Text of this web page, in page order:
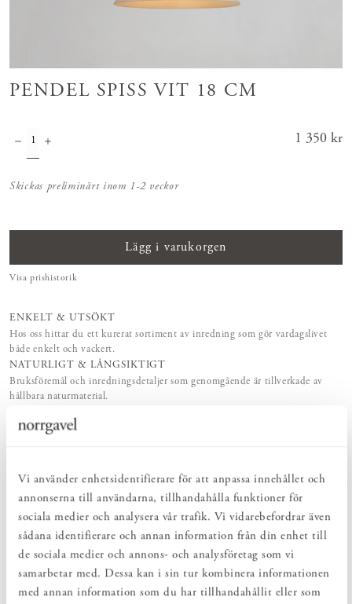
Vi använder enhetsidentifierare för att anpassa innehållet och
annonserna till användarna, tillhandahålla funktioner för
sociala medier och analysera vår trafik. Vi vidarebefordrar även
sådana identifierare och annan information från din enhet till
de sociala medier och annons- och analysföretag som vi
samarbetar med. Dessa kan i sin tur kombinera informationen
med annan information som du har tillhandahållit eller som
PENDEL SPISS VIT 18 CM
Pris:
1 350 kr
Skickas preliminärt inom 1-2 veckor
Lägg i varukorgen
Visa prishistorik
ENKELT & UTSÖKT
Hos oss hittar du ett kurerat sortiment av inredning som gör vardagslivet
både enkelt och vackert.
NATURLIGT & LÅNGSIKTIGT
Bruksföremål och inredningsdetaljer som genomgående är tillverkade av
hållbara naturmaterial.
Inredningsdetaljer som kompletterar möblerna och skapar en harmonisk
PRODUKTBESKRIVNING
Pendel Spiss från Zlamp, formgiven av Lars Bessfelt. En
pendellampa ger ett samlat ljus över bord eller i ett rum och bidrar
till en lugn och behaglig stämning i hemmet. Lampan har
metalldelar i stål med matt pulverlack. Skärmen är tillverkad i
vilket ger ett mjukt och behagligt ljus. Lamporna från Zlamp